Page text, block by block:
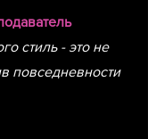
стиль - это не
повседневности